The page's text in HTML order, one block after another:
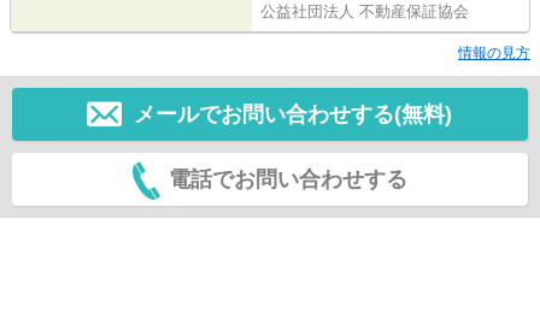
公益社団法人 不動産保証協会
情報の見方
メールでお問い合わせする(無料)
電話でお問い合わせする